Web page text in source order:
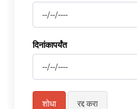
दिनांकापर्यंत